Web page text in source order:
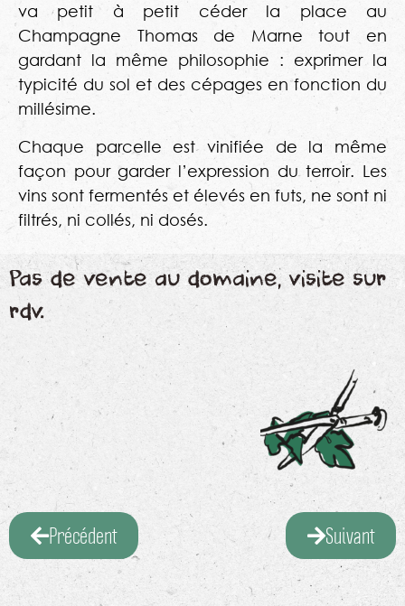
va petit à petit céder la place au
Champagne Thomas de Marne tout en
gardant la même philosophie : exprimer la
typicité du sol et des cépages en fonction du
millésime.
Chaque parcelle est vinifiée de la même
façon pour garder l’expression du terroir. Les
vins sont fermentés et élevés en futs, ne sont ni
filtrés, ni collés, ni dosés.
Pas de vente au domaine, visite sur
rdv.
Précédent Suivant